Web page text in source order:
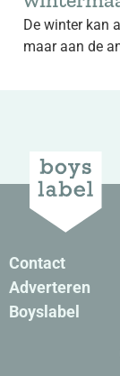
De winter kan
maar aan de
Contact
Adverteren
Boyslabel